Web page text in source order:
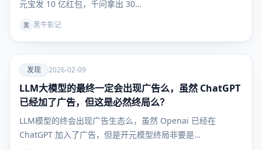
元宝发 10 亿红包，千问拿出 30…
黑 黑牛影记
爱
发现
发现 2026-02-09
LLM大模型的最终一定会出现广告么，虽然 ChatGPT
已经加了广告，但这是必然终局么？
LLM模型的终会出现广告生态么，虽然 Openai 已经在
ChatGPT 加入了广告，但是开元模型终局非要是…